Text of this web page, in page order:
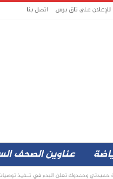
للإعلان على تاق برس اتصل بنا
عناوين الصحف
حميدتي وحمدوك تعلن البدء في تنفيذ